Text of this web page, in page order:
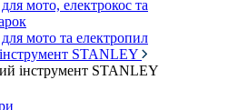
мото, електрокос та
мото та електропил
STANLEY
інструмент STANLEY